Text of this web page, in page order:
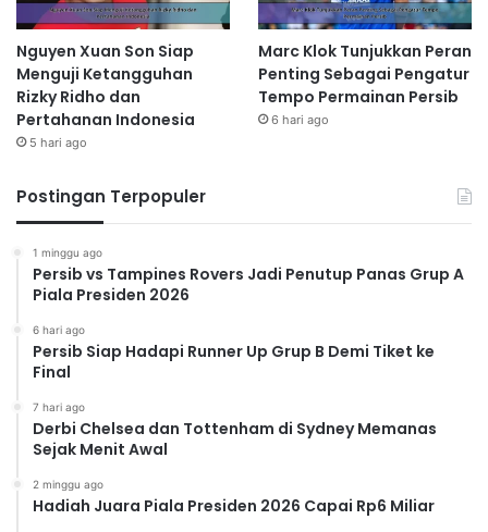
Nguyen Xuan Son Siap
Menguji Ketangguhan
Rizky Ridho dan
Pertahanan Indonesia
5 hari ago
Marc Klok Tunjukkan Peran
Penting Sebagai Pengatur
Tempo Permainan Persib
6 hari ago
Postingan Terpopuler
1 minggu ago
Persib vs Tampines Rovers Jadi Penutup Panas Grup A
Piala Presiden 2026
6 hari ago
Persib Siap Hadapi Runner Up Grup B Demi Tiket ke
Final
7 hari ago
Derbi Chelsea dan Tottenham di Sydney Memanas
Sejak Menit Awal
2 minggu ago
Hadiah Juara Piala Presiden 2026 Capai Rp6 Miliar